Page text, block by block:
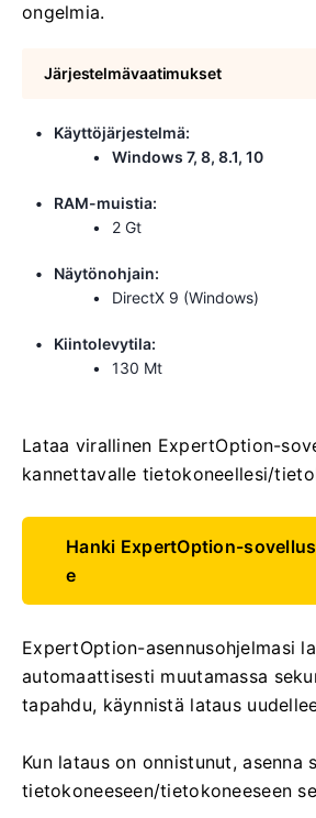
ongelmia.
Järjestelmävaatimukset
Käyttöjärjestelmä:
Windows 7, 8, 8.1, 10
RAM-muistia:
2 Gt
Näytönohjain:
DirectX 9 (Windows)
Kiintolevytila:
130 Mt
Lataa virallinen ExpertOption-
kannettavalle tietokoneellesi/
Hanki ExpertOption-
e
ExpertOption-asennusohjelmasi
automaattisesti muutamassa
tapahdu, käynnistä lataus
Kun lataus on onnistunut, asenna
tietokoneeseen/tietokoneeseen